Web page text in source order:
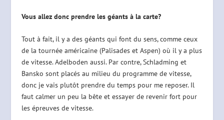
Vous allez donc prendre les géants à la carte?
Tout à fait, il y a des géants qui font du sens, comme ceux
de la tournée américaine (Palisades et Aspen) où il y a plus
de vitesse. Adelboden aussi. Par contre, Schladming et
Bansko sont placés au milieu du programme de vitesse,
donc je vais plutôt prendre du temps pour me reposer. Il
faut calmer un peu la bête et essayer de revenir fort pour
les épreuves de vitesse.